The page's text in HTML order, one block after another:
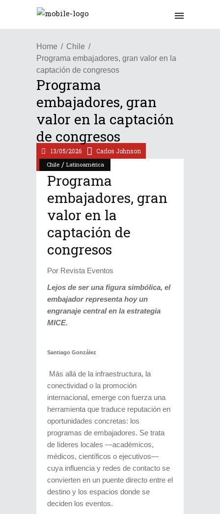
Home
Chile
Programa embajadores, gran valor en la
captación de congresos
Programa
embajadores, gran
valor en la captación
de congresos
Chile / Latinoamérica
13/05/2026 Carlos Johnson
Programa
embajadores, gran
valor en la
captación de
congresos
Por Revista Eventos
Lejos de ser una figura simbólica, el
embajador representa hoy un
engranaje central en la estrategia
MICE.
Santiago González
Más allá de la infraestructura, la
conectividad o la promoción
internacional, emerge con fuerza una
herramienta que traduce reputación en
oportunidades concretas: los
programas de embajadores. Se trata
de líderes locales —académicos,
médicos, científicos o ejecutivos—
cuya influencia y redes de contacto se
convierten en un puente directo entre el
destino y los espacios donde se
deciden los eventos.